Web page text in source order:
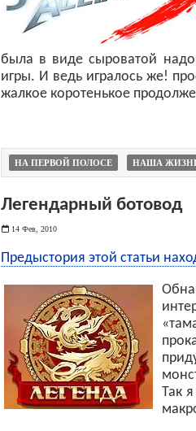
была в виде сыроватой
игры. И ведь игралось же!
жалкое коротенькое
НА ПЕРВОЙ ПОЛОСЕ НАША
Легендарный ботовод
14 Фев, 2010
Предыстория этой статьи
Так